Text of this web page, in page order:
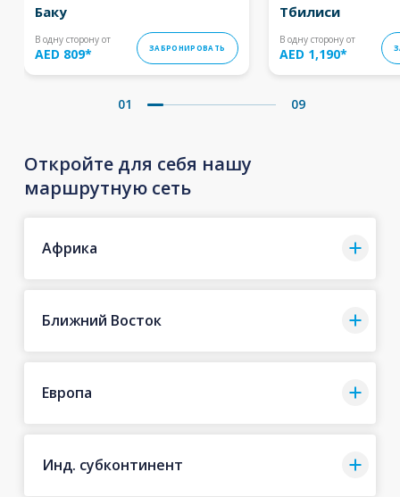
Баку
В одну сторону от
AED 809* ЗАБРОНИРОВАТЬ
Тбилиси
В одну сторону от
AED 1,190*
01 09
Откройте для себя нашу
маршрутную сеть
Африка
Ближний Восток
Европа
Инд. субконтинент